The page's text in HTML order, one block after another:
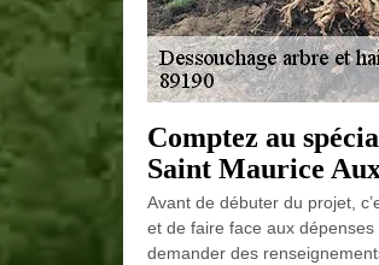
Comptez au
Saint Maurice
Avant de débuter du projet,
et de faire face aux
demander des